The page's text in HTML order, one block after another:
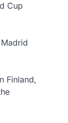
Cup
Finland,